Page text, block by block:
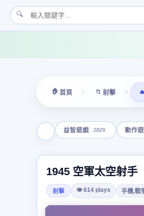
🔍
🏠 首頁 📁 射擊 🔥
益智遊戲 2829 動作
1945 空軍太空射手
射擊 👁 614 plays 手機,戰